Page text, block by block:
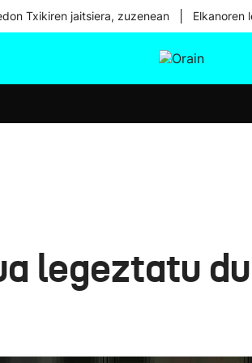
Txikiren jaitsiera, zuzenean Elkanoren
legeztatu